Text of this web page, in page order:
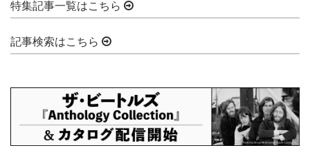
特集記事一覧はこちら
記事検索はこちら